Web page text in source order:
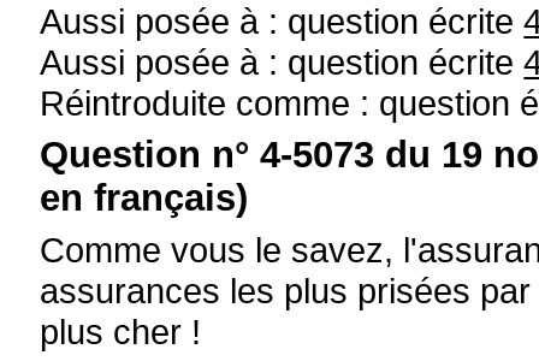
Aussi posée à : question écrite
Aussi posée à : question écrite
Réintroduite comme : question
Question n° 4-5073 du 19
en français)
Comme vous le savez,
assurances les plus prisées
plus cher !